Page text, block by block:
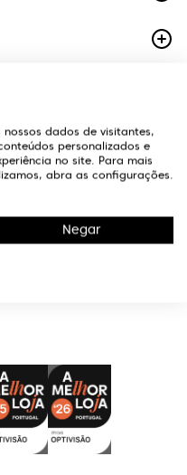
dados de visitantes,
personalizados e
no site. Para mais
abra as configurações.
Negar